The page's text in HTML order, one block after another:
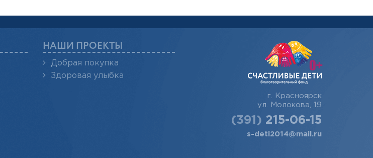
НАШИ ПРОЕКТЫ
Добрая покупка
Здоровая улыбка
г. Красноярск
ул. Молокова, 19
(391) 215-06-15
s-deti2014@mail.ru